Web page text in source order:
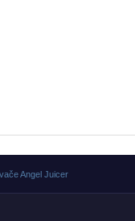
Angel Juicer